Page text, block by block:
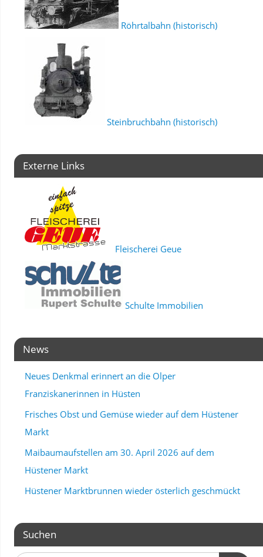
Röhrtalbahn (historisch)
Steinbruchbahn (historisch)
Externe Links
Fleischerei Geue
Schulte Immobilien
News
Neues Denkmal erinnert an die Olper
Franziskanerinnen in Hüsten
Frisches Obst und Gemüse wieder auf dem Hüstener
Markt
Maibaumaufstellen am 30. April 2026 auf dem
Hüstener Markt
Hüstener Marktbrunnen wieder österlich geschmückt
Suchen